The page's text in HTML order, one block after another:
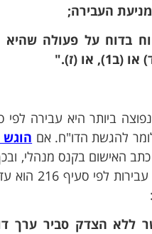
העבירה;
להגשת הדו"ח. אם הוגש
האישום בקנס מנהלי,
ללא הצדק סביר ערך